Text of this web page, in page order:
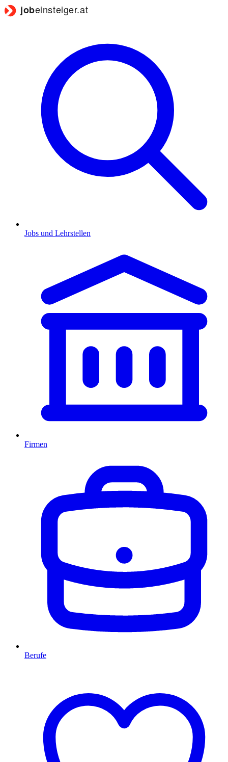
Jobs und Lehrstellen
Firmen
Berufe